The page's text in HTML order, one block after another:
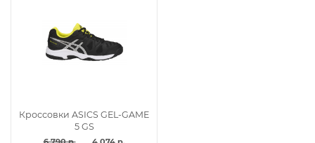
Кроссовки ASICS GEL-GAME
5 GS